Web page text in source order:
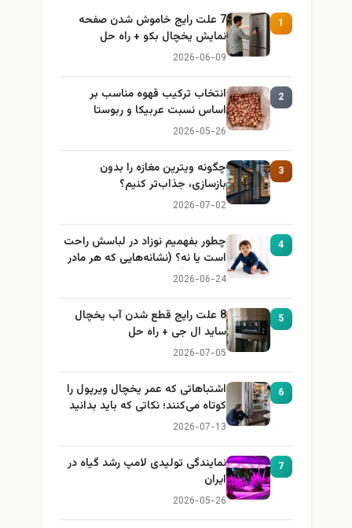
1
7 علت رایج خاموش شدن صفحه
نمایش یخچال بکو + راه حل
2026-06-09
2
انتخاب ترکیب قهوه مناسب بر
اساس نسبت عربیکا و ربوستا
2026-05-26
3
چگونه ویترین مغازه را بدون
بازسازی، جذاب‌تر کنیم؟
2026-07-02
4
چطور بفهمیم نوزاد در لباسش راحت
است یا نه؟ (نشانه‌هایی که هر مادر
باید بداند)
2026-06-24
5
8 علت رایج قطع شدن آب یخچال
ساید ال جی + راه حل
2026-07-05
6
اشتباهاتی که عمر یخچال ویرپول را
کوتاه می‌کنند؛ نکاتی که باید بدانید
2026-07-13
7
نمایندگی تولیدی لامپ رشد گیاه در
ایران
2026-05-26